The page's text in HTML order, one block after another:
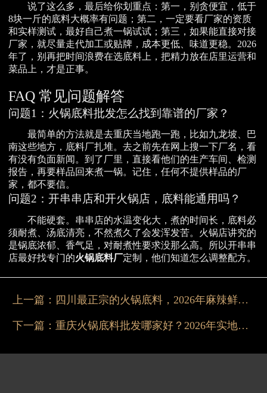
说了这么多，最后给你划重点：第一，别贪便宜，低于
8块一斤的底料大概率有问题；第二，一定要看厂家的资质
和实样测试，最好自己煮一锅试试；第三，如果能直接对接
厂家，就尽量走代加工或贴牌，成本更低、味道更稳。2026
年了，别再把时间浪费在选底料上，把精力放在店里运营和
菜品上，才是正事。
FAQ 常见问题解答
问题1：火锅底料批发怎么找到靠谱的厂家？
最简单的方法就是去重庆当地跑一跑，比如九龙坡、巴
南这些地方，底料厂扎堆。去之前先在网上搜一下厂名，看
有没有负面新闻。到了厂里，直接看他们的生产车间、检测
报告，再要样品回来煮一锅。记住，任何不提供样品的厂
家，都不要信。
问题2：开串串店和开火锅店，底料能通用吗？
不能硬套。串串店的水温变化大，煮的时间长，底料必
须耐煮、汤底清亮，不然煮久了会发浑发苦。火锅店讲究的
是锅底浓郁、香气足，对耐煮性要求没那么高。所以开串串
店最好找专门的火锅底料厂定制，他们知道怎么调整配方。
上一篇： 四川最正宗的火锅底料，2026年麻辣鲜香源头直供不踩雷
下一篇： 重庆火锅底料批发哪家好？2026年实地对比后选这家